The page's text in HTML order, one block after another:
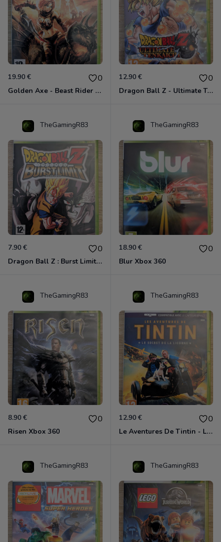
19.90 € 0
Golden Axe - Beast Rider Xbox 360
12.90 € 0
Dragon Ball Z - Ultimate Tenkaichi Xbox 360
TheGamingR83
7.90 € 0
Dragon Ball Z : Burst Limit Xbox 360
TheGamingR83
18.90 € 0
Blur Xbox 360
TheGamingR83
8.90 € 0
Risen Xbox 360
TheGamingR83
12.90 € 0
Le Aventures De Tintin - Le Secret De La Licorne Xbox 360
TheGamingR83 TheGamingR83